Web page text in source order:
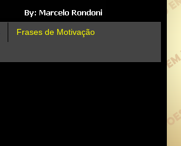
Frases de Motivação